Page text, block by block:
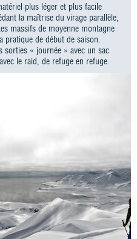
plus léger et plus facile
la maîtrise du virage parallèle,
massifs de moyenne montagne
de début de saison.
sorties « journée » avec un sac
le raid, de refuge en refuge.